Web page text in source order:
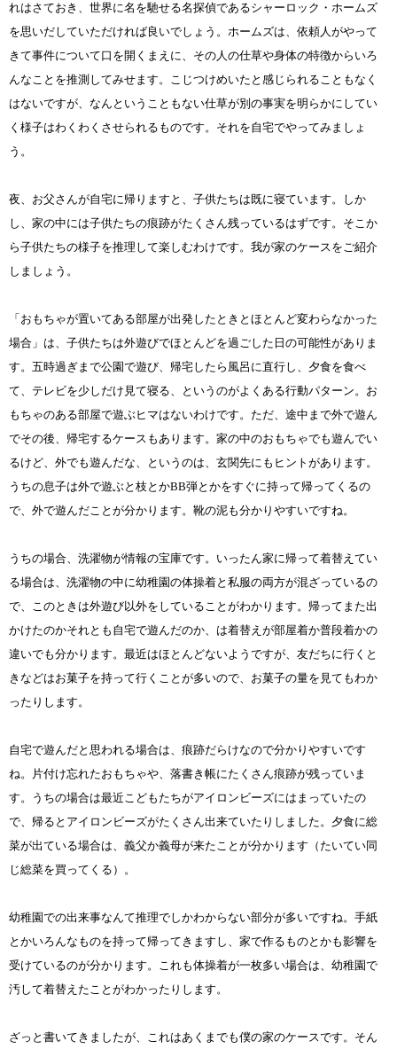
れはさておき、世界に名を馳せる名探偵であるシャーロック・ホームズ
を思いだしていただければ良いでしょう。ホームズは、依頼人がやって
きて事件について口を開くまえに、その人の仕草や身体の特徴からいろ
んなことを推測してみせます。こじつけめいたと感じられることもなく
はないですが、なんということもない仕草が別の事実を明らかにしてい
く様子はわくわくさせられるものです。それを自宅でやってみましょ
う。
夜、お父さんが自宅に帰りますと、子供たちは既に寝ています。しか
し、家の中には子供たちの痕跡がたくさん残っているはずです。そこか
ら子供たちの様子を推理して楽しむわけです。我が家のケースをご紹介
しましょう。
「おもちゃが置いてある部屋が出発したときとほとんど変わらなかった
場合」は、子供たちは外遊びでほとんどを過ごした日の可能性がありま
す。五時過ぎまで公園で遊び、帰宅したら風呂に直行し、夕食を食べ
て、テレビを少しだけ見て寝る、というのがよくある行動パターン。お
もちゃのある部屋で遊ぶヒマはないわけです。ただ、途中まで外で遊ん
でその後、帰宅するケースもあります。家の中のおもちゃでも遊んでい
るけど、外でも遊んだな、というのは、玄関先にもヒントがあります。
うちの息子は外で遊ぶと枝とかBB弾とかをすぐに持って帰ってくるの
で、外で遊んだことが分かります。靴の泥も分かりやすいですね。
うちの場合、洗濯物が情報の宝庫です。いったん家に帰って着替えてい
る場合は、洗濯物の中に幼稚園の体操着と私服の両方が混ざっているの
で、このときは外遊び以外をしていることがわかります。帰ってまた出
かけたのかそれとも自宅で遊んだのか、は着替えが部屋着か普段着かの
違いでも分かります。最近はほとんどないようですが、友だちに行くと
きなどはお菓子を持って行くことが多いので、お菓子の量を見てもわか
ったりします。
自宅で遊んだと思われる場合は、痕跡だらけなので分かりやすいです
ね。片付け忘れたおもちゃや、落書き帳にたくさん痕跡が残っていま
す。うちの場合は最近こどもたちがアイロンビーズにはまっていたの
で、帰るとアイロンビーズがたくさん出来ていたりしました。夕食に総
菜が出ている場合は、義父か義母が来たことが分かります（たいてい同
じ総菜を買ってくる）。
幼稚園での出来事なんて推理でしかわからない部分が多いですね。手紙
とかいろんなものを持って帰ってきますし、家で作るものとかも影響を
受けているのが分かります。これも体操着が一枚多い場合は、幼稚園で
汚して着替えたことがわかったりします。
ざっと書いてきましたが、これはあくまでも僕の家のケースです。そん